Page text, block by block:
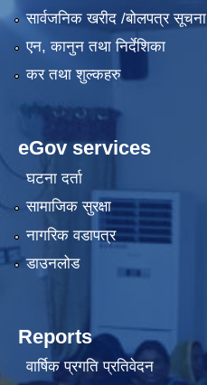
सार्वजनिक खरीद /बोलपत्र सूचना
एन, कानुन तथा निर्देशिका
कर तथा शुल्कहरु
eGov services
घटना दर्ता
सामाजिक सुरक्षा
नागरिक वडापत्र
डाउनलोड
Reports
वार्षिक प्रगति प्रतिवेदन